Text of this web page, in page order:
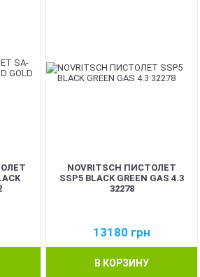
NOVRITSCH ПИСТОЛЕТ
SSP5 BLACK GREEN GAS 4.3
32278
13180 грн
В КОРЗИНУ